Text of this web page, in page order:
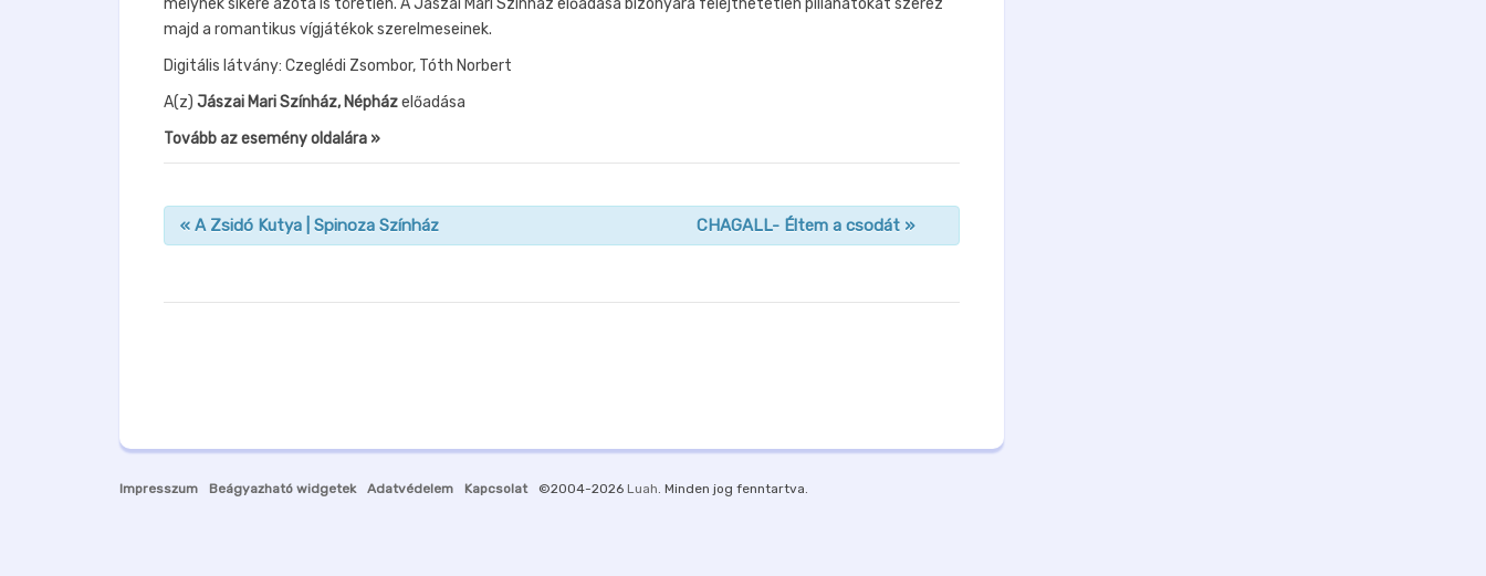
majd a romantikus vígjátékok szerelmeseinek.
Digitális látvány: Czeglédi Zsombor, Tóth Norbert
A(z) Jászai Mari Színház, Népházelőadása
Tovább az esemény oldalára »
n
« A Zsidó Kutya | Spinoza Színház CHAGALL- Éltem a csodát »
Impresszum Beágyazható widgetek Adatvédelem Kapcsolat ©2004-2026 Luah . Minden jog fenntartva.